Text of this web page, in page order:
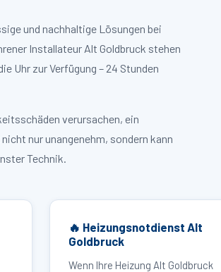
und nachhaltige Lösungen bei
Installateur Alt Goldbruck stehen
Uhr zur Verfügung – 24 Stunden
verursachen, ein
nur unangenehm, sondern kann
Technik.
🔥 Heizungsnotdienst Alt
Goldbruck
Wenn Ihre Heizung Alt Goldbruck